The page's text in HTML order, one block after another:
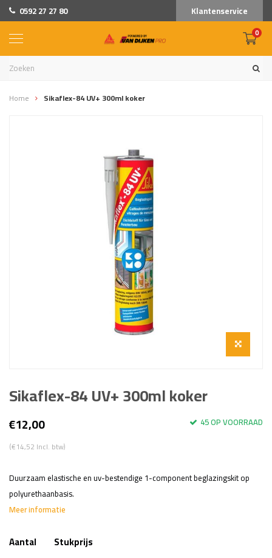
0592 27 27 80 Klantenservice
0
Home Sikaflex-84 UV+ 300ml koker
Sikaflex-84 UV+ 300ml koker
€12,00
(€14,52 Incl. btw)
45 OP VOORRAAD
Duurzaam elastische en uv-bestendige 1-component beglazingskit op
polyurethaanbasis.
Meer informatie
Aantal Stukprijs